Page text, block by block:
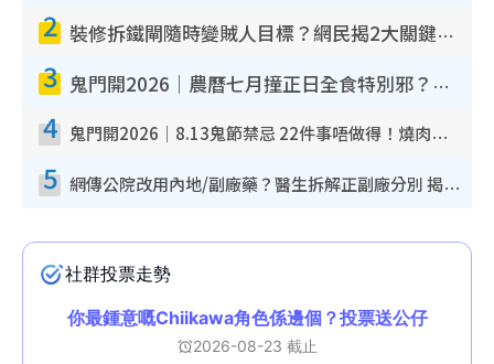
2 裝修拆鐵閘隨時變賊人目標？網民揭2大關鍵用途：裝新式等於白裝？附新舊鐵閘分別
3 鬼門開2026｜農曆七月撞正日全食特別邪？專家警告切忌做一事！揭4大禁忌+2招保平安
4 鬼門開2026｜8.13鬼節禁忌 22件事唔做得！燒肉、刺身要少食？半夜勿吹口哨/打呢個電話
5 網傳公院改用內地/副廠藥？醫生拆解正副廠分別 揭4類人換藥隨時出事